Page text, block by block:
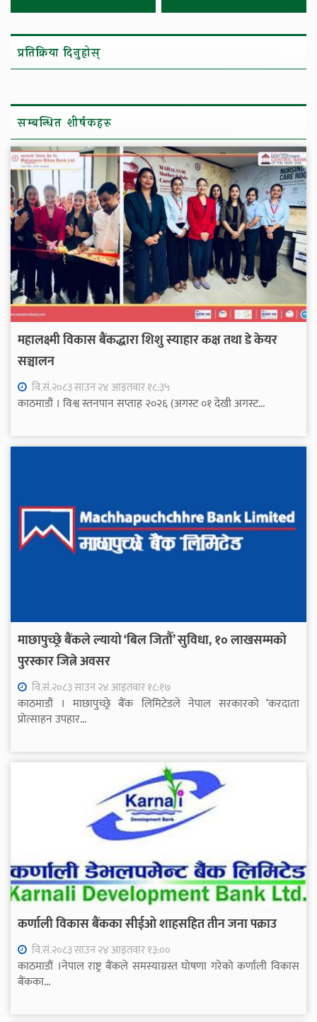
प्रतिक्रिया दिनुहोस्
सम्बन्धित शीर्षकहरु
महालक्ष्मी विकास बैंकद्धारा शिशु स्याहार कक्ष तथा डे केयर
सञ्चालन
वि.सं.२०८३ साउन २४ आइतवार १८:३५
काठमाडौं । विश्व स्तनपान सप्ताह २०२६ (अगस्ट ०१ देखी अगस्ट...
माछापुच्छ्रे बैंकले ल्यायो ‘बिल जितौँ’ सुविधा, १० लाखसम्मको
पुरस्कार जित्ने अवसर
वि.सं.२०८३ साउन २४ आइतवार १८:१७
काठमाडौं । माछापुच्छ्रे बैंक लिमिटेडले नेपाल सरकारको ‘करदाता
प्रोत्साहन उपहार...
कर्णाली विकास बैंकका सीईओ शाहसहित तीन जना पक्राउ
वि.सं.२०८३ साउन २४ आइतवार १३:००
काठमाडौं ।नेपाल राष्ट्र बैंकले समस्याग्रस्त घोषणा गरेको कर्णाली विकास
बैंकका...